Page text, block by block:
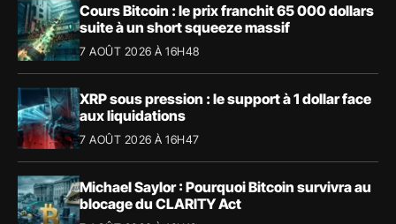
Cours Bitcoin : le prix franchit 65 000 dollars
suite à un short squeeze massif
7 AOÛT 2026 À 16H48
XRP sous pression : le support à 1 dollar face
aux liquidations
7 AOÛT 2026 À 16H47
Michael Saylor : Pourquoi Bitcoin survivra au
blocage du CLARITY Act